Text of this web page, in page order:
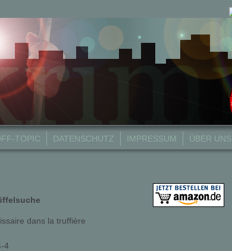
TOPIC DATENSCHUTZ IMPRESSUM ÜBER UNS
dans la truffière
4